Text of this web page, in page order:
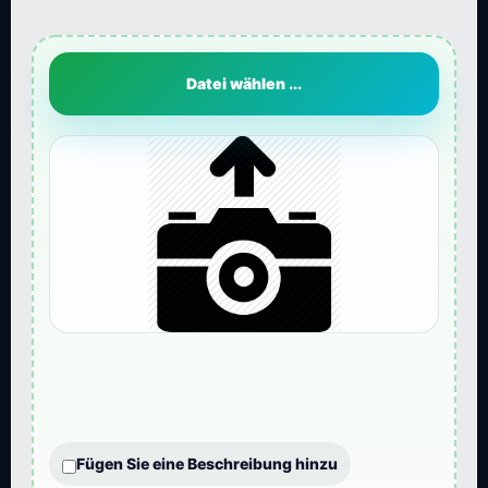
Datei wählen ...
Fügen Sie eine Beschreibung hinzu